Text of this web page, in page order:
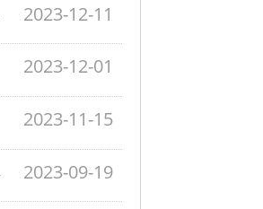
2023-12-11
2023-12-01
2023-11-15
2023-09-19